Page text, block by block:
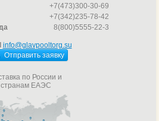
+7(473)300-30-69
+7(342)235-78-42
8(800)5555-22-3
info@glavpooltorg.su
Отправить заявку
по России и
странам ЕАЭС